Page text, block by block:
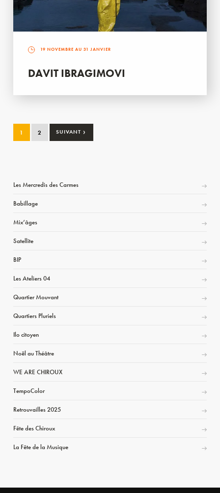
19 NOVEMBRE AU 31 JANVIER
DAVIT IBRAGIMOVI
1 2 SUIVANT ›
Les Mercredis des Carmes
Babillage
Mix’âges
Satellite
BIP
Les Ateliers 04
Quartier Mouvant
Quartiers Pluriels
Ilo citoyen
Noël au Théâtre
WE ARE CHIROUX
TempoColor
Retrouvailles 2025
Fête des Chiroux
La Fête de la Musique